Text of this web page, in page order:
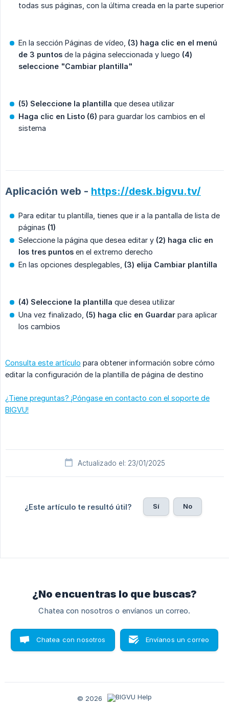
todas sus páginas, con la última creada en la parte superior
En la sección Páginas de vídeo, (3) haga clic en el menú
de 3 puntos de la página seleccionada y luego (4)
seleccione "Cambiar plantilla"
(5) Seleccione la plantilla que desea utilizar
Haga clic en Listo (6) para guardar los cambios en el
sistema
Aplicación web - https://desk.bigvu.tv/
Para editar tu plantilla, tienes que ir a la pantalla de lista de
páginas (1)
Seleccione la página que desea editar y (2) haga clic en
los tres puntos en el extremo derecho
En las opciones desplegables, (3) elija Cambiar plantilla
(4) Seleccione la plantilla que desea utilizar
Una vez finalizado, (5) haga clic en Guardar para aplicar
los cambios
Consulta este artículo para obtener información sobre cómo
editar la configuración de la plantilla de página de destino
¿Tiene preguntas? ¡Póngase en contacto con el soporte de
BIGVU!
Actualizado el: 23/01/2025
¿Este artículo te resultó útil? Sí No
¿No encuentras lo que buscas?
Chatea con nosotros o envíanos un correo.
Chatea con nosotros Envíanos un correo
© 2026